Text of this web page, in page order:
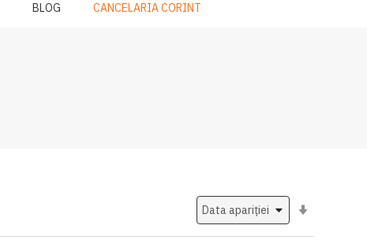
BLOG CANCELARIA CORINT